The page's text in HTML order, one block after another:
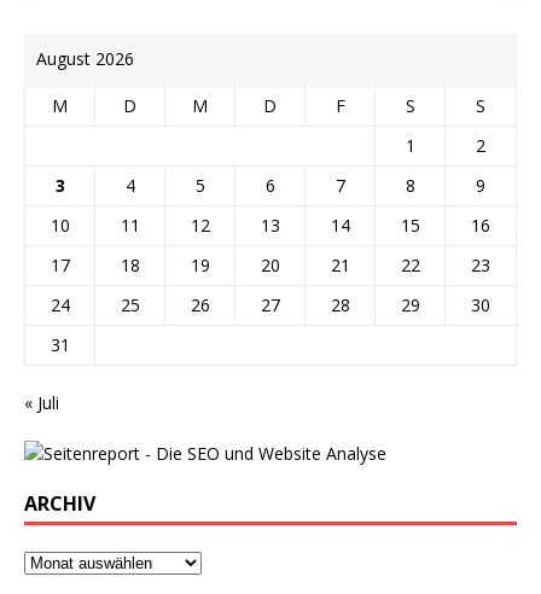
August 2026
M D M D F S
S
1
2
3
4 5 6 7 8
9
10
11 12 13 14 15
16
17
18 19 20 21 22
23
24
25 26 27 28 29
30
31
« Juli
ARCHIV